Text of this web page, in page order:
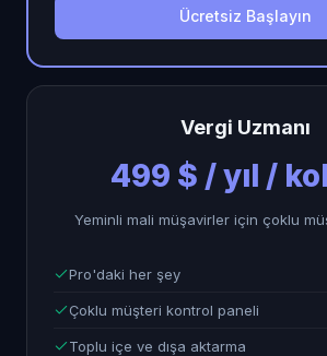
Ücretsiz Başlayın
Vergi Uzmanı
499 $ / yıl /
Yeminli mali müşavirler için çoklu
Pro'daki her şey
Çoklu müşteri kontrol paneli
Toplu içe ve dışa aktarma